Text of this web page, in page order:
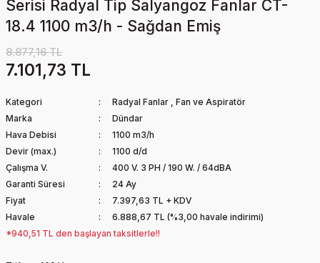
Serisi Radyal Tip Salyangoz Fanlar CT-
18.4 1100 m3/h - Sağdan Emiş
8.877,16 TL
7.101,73 TL
Kategori Radyal Fanlar , Fan ve Aspiratör
Marka
Dündar
Hava Debisi
1100 m3/h
Devir (max.)
1100 d/d
Çalışma V.
400 V. 3 PH / 190 W. / 64dBA
Garanti Süresi
24 Ay
Fiyat
7.397,63 TL + KDV
Havale
6.888,67 TL (%3,00 havale indirimi)
*940,51 TL den başlayan taksitlerle!!